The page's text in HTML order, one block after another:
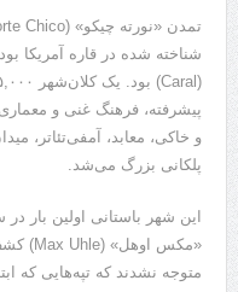
شناخته ‌شده در قاره آمریکا
پیشرفته، فرهنگ غنی و
پلکانی بزرگ می‌شد.
متوجه نشدند که تپه‌هایی که